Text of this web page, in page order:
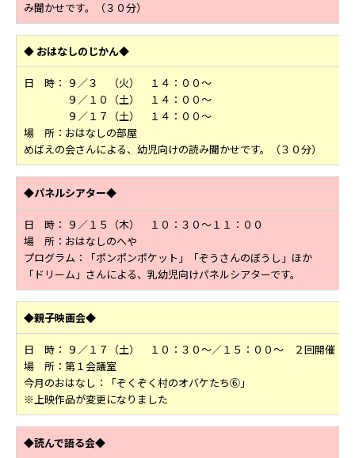
み聞かせです。（３０分）
◆ おはなしのじかん◆
日 時： ９／３ （火）
１４：００～
９／１０（土） １４：００～
９／１７（土） １４：００～
場 所：おはなしの部屋
めばえの会さんによる、幼児向けの読み聞かせです。（３０分）
◆パネルシアター◆
日 時： ９／１５（木） １０：３０～１１：００
場 所：おはなしのへや
プログラム：「ポンポンポケット」「ぞうさんのぼうし」ほか
「ドリーム」さんによる、乳幼児向けパネルシアターです。
◆親子映画会◆
日 時： ９／１７（土） １０：３０～／１５：００～ ２回開催
場 所：第１会議室
今月のおはなし：「ぞくぞく村のオバケたち⑥」
※上映作品が変更になりました
◆読んで語る会◆